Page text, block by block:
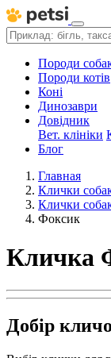
Породи
Породи котів
Коні
Динозаври
Довідник
Вет. клініки
Блог
Главная
Клички
Клички
Фоксик
Кличка
Добір